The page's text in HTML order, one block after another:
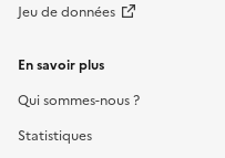
Jeu de données
En savoir plus
Qui sommes-nous ?
Statistiques